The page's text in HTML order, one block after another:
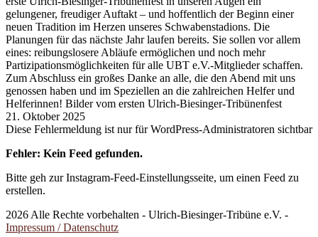
gelungener, freudiger Auftakt – und hoffentlich der Beginn einer
neuen Tradition im Herzen unseres Schwabenstadions. Die
Planungen für das nächste Jahr laufen bereits. Sie sollen vor allem
eines: reibungslosere Abläufe ermöglichen und noch mehr
Partizipationsmöglichkeiten für alle UBT e.V.-Mitglieder schaffen.
Zum Abschluss ein großes Danke an alle, die den Abend mit uns
genossen haben und im Speziellen an die zahlreichen Helfer und
Helferinnen! Bilder vom ersten Ulrich-Biesinger-Tribünenfest
21. Oktober 2025
Diese Fehlermeldung ist nur für WordPress-Administratoren sichtbar
Fehler: Kein Feed gefunden.
Bitte geh zur Instagram-Feed-Einstellungsseite, um einen Feed zu
erstellen.
2026 Alle Rechte vorbehalten - Ulrich-Biesinger-Tribüne e.V. -
Impressum / Datenschutz